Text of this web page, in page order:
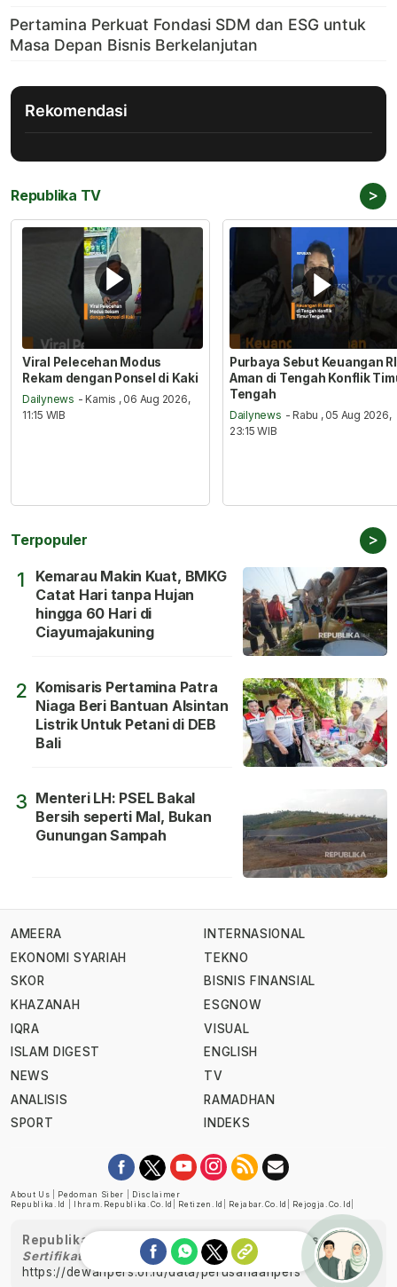
Rekomendasi
Republika TV >
Viral Pelecehan Modus
Rekam dengan Ponsel di Kaki
Dailynews - Kamis , 06 Aug 2026,
11:15 WIB
Purbaya Sebut Keuangan RI
Aman di Tengah Konflik
Tengah
Dailynews - Rabu , 05 Aug 2026,
23:15 WIB
Terpopuler >
1
Kemarau Makin Kuat, BMKG
Catat Hari tanpa Hujan
hingga 60 Hari di
Ciayumajakuning
2 Komisaris Pertamina Patra
Niaga Beri Bantuan Alsintan
Listrik Untuk Petani di DEB
Bali
3 Menteri LH: PSEL Bakal
Bersih seperti Mal, Bukan
Gunungan Sampah
AMEERA
EKONOMI SYARIAH
SKOR
KHAZANAH
IQRA
ISLAM DIGEST
NEWS
ANALISIS
SPORT
INTERNASIONAL
TEKNO
BISNIS FINANSIAL
ESGNOW
VISUAL
ENGLISH
TV
RAMADHAN
INDEKS
About Us Pedoman Siber
Disclaimer
Republika.id
Ihram.republika.co.id Retizen.id Rejabar.co.id Rejogja.co.id
Republika telah diverifikasi oleh Dewan Pers
Sertifikat Nomor 1058/DP-Verifikasi/K/XII/2022
https://dewanpers.or.id/data/perusahaanpers